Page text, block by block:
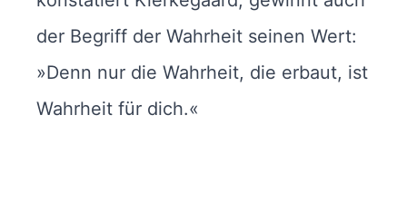
der Begriff der Wahrheit seinen Wert:
»Denn nur die Wahrheit, die erbaut, ist
Wahrheit für dich.«